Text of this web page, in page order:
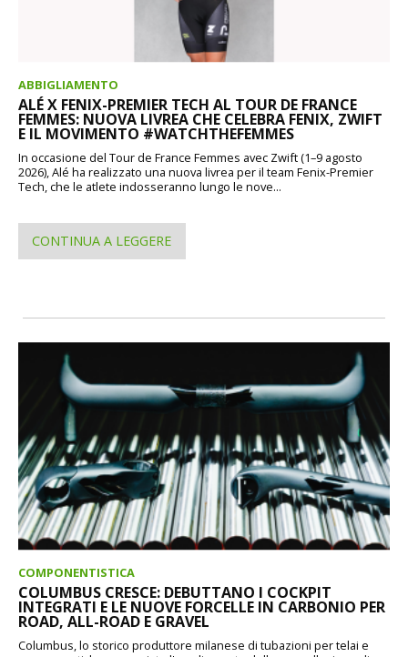
ABBIGLIAMENTO
ALÉ X FENIX-PREMIER TECH AL TOUR DE FRANCE
FEMMES: NUOVA LIVREA CHE CELEBRA FENIX, ZWIFT
E IL MOVIMENTO #WATCHTHEFEMMES
In occasione del Tour de France Femmes avec Zwift (1–9 agosto
2026), Alé ha realizzato una nuova livrea per il team Fenix-Premier
Tech, che le atlete indosseranno lungo le nove...
CONTINUA A LEGGERE
COMPONENTISTICA
COLUMBUS CRESCE: DEBUTTANO I COCKPIT
INTEGRATI E LE NUOVE FORCELLE IN CARBONIO PER
ROAD, ALL-ROAD E GRAVEL
Columbus, lo storico produttore milanese di tubazioni per telai e